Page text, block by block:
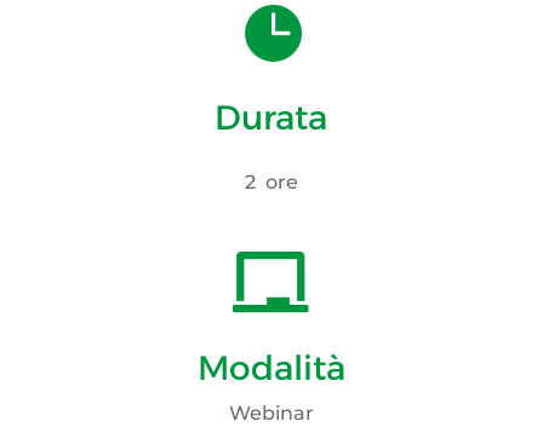

Durata
2 ore

Modalità
Webinar